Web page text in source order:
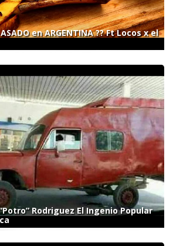
en ARGENTINA ?? Ft Locos x el
Rodriguez El Ingenio Popular